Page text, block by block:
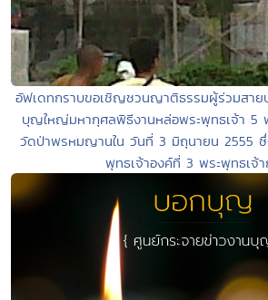
อัฟเดทกราบขอเชิญชวนญาติธรรมผู้ร่วมสาย
บุญใหญ่มหากุศลพิธีงานหล่อพระพุทธเจ้า 5
วัดป่าพรหมญานใน วันที่ 3 มิถุนายน 2555 ซึ่
พุทธเจ้าองค์ที่ 3 พระพุทธเจ้